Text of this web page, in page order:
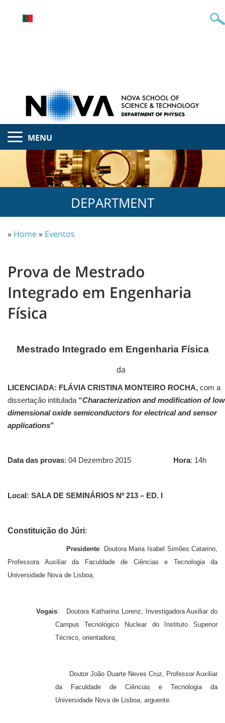
MENU
DEPARTMENT
» Home» Eventos
Prova de Mestrado
Integrado em Engenharia
Física
Mestrado Integrado em Engenharia Física
da
LICENCIADA: FLÁVIA CRISTINA MONTEIRO ROCHA, com a
dissertação intitulada “Characterization and modification of low
dimensional oxide semiconductors for electrical and sensor
applications”
Data das provas: 04 Dezembro 2015 Hora: 14h
Local: SALA DE SEMINÁRIOS Nº 213 – ED. I
Constituição do Júri:
Presidente: Doutora Maria Isabel Simões Catarino,
Professora Auxiliar da Faculdade de Ciências e Tecnologia da
Universidade Nova de Lisboa;
Vogais: Doutora Katharina Lorenz, Investigadora Auxiliar do
Campus Tecnológico Nuclear do Instituto Superior
Técnico, orientadora;
Doutor João Duarte Neves Cruz, Professor Auxiliar
da Faculdade de Ciências e Tecnologia da
Universidade Nova de Lisboa, arguente.